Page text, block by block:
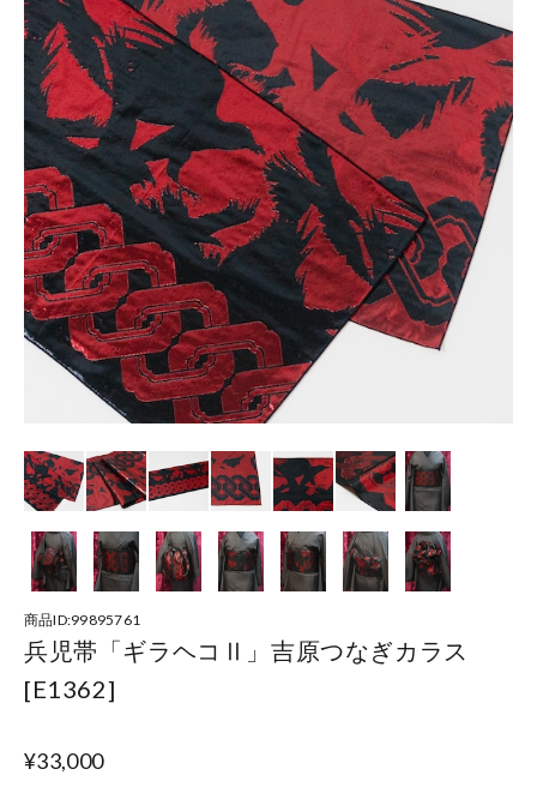
商品ID:99895761
兵児帯「ギラヘコⅡ」吉原つなぎカラス
[E1362]
¥33,000